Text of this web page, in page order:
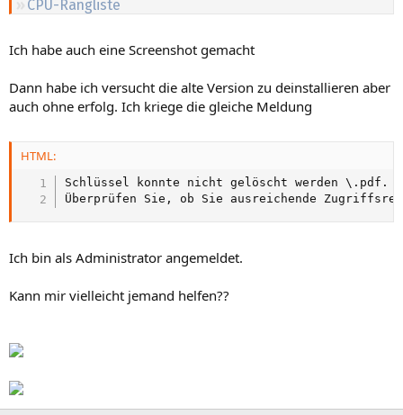
CPU-Rangliste
Ich habe auch eine Screenshot gemacht
Dann habe ich versucht die alte Version zu deinstallieren aber
auch ohne erfolg. Ich kriege die gleiche Meldung
HTML:
Schlüssel konnte nicht gelöscht werden \.pdf.
Überprüfen Sie, ob Sie ausreichende
Ich bin als Administrator angemeldet.
Kann mir vielleicht jemand helfen??